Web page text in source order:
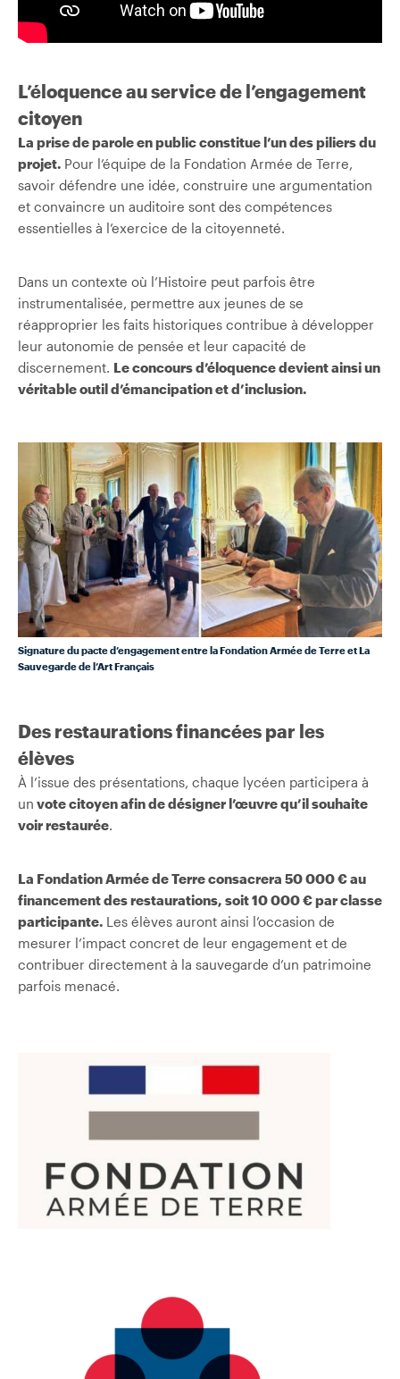
L’éloquence au service de l’engagement
citoyen
La prise de parole en public constitue l’un des piliers du
projet. Pour l’équipe de la Fondation Armée de Terre,
savoir défendre une idée, construire une argumentation
et convaincre un auditoire sont des compétences
essentielles à l’exercice de la citoyenneté.
Dans un contexte où l’Histoire peut parfois être
instrumentalisée, permettre aux jeunes de se
réapproprier les faits historiques contribue à développer
leur autonomie de pensée et leur capacité de
discernement. Le concours d’éloquence devient ainsi un
véritable outil d’émancipation et d’inclusion.
Signature du pacte d’engagement entre la Fondation Armée de Terre etLa
Sauvegarde de l’Art Français
Des restaurations financées par les
élèves
À l’issue des présentations, chaque lycéen participera à
un vote citoyen afin de désigner l’œuvre qu’il souhaite
voir restaurée.
La Fondation Armée de Terre consacrera 50 000 € au
financement des restaurations, soit 10 000 € par classe
participante. Les élèves auront ainsi l’occasion de
mesurer l’impact concret de leur engagement et de
contribuer directement à la sauvegarde d’un patrimoine
parfois menacé.